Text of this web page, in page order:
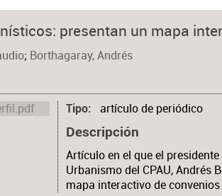
presentan un mapa
; Borthagaray, Andrés
Tipo artículo de periódico
Descripción
Artículo en el que el
Urbanismo del CPAU, Andrés
mapa interactivo de